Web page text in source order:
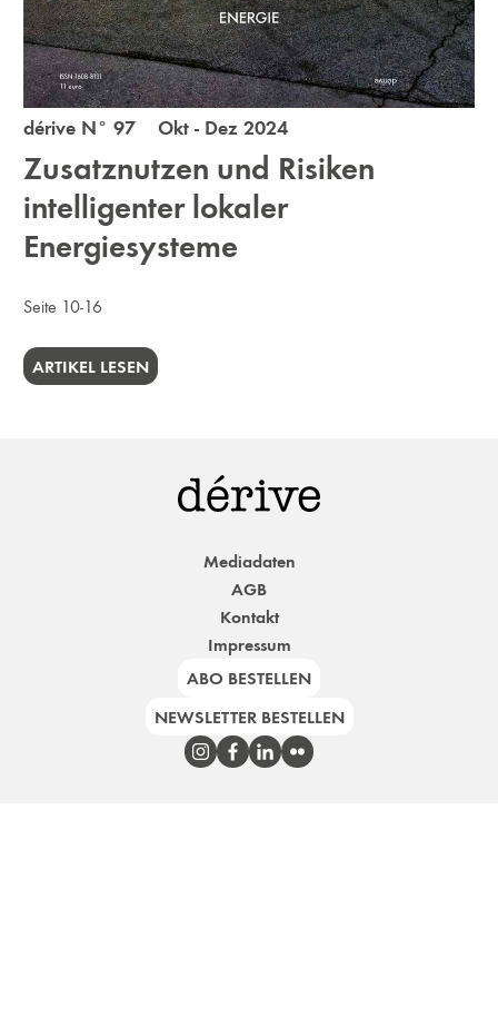
dérive N° 97 Okt - Dez 2024
Zusatznutzen und Risiken
intelligenter lokaler
Energiesysteme
Seite 10-16
ARTIKEL LESEN
Mediadaten
AGB
Kontakt
Impressum
ABO BESTELLEN
NEWSLETTER BESTELLEN